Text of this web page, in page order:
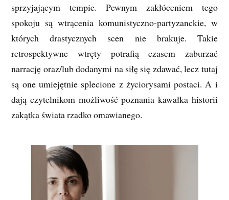
sprzyjającym tempie. Pewnym zakłóceniem tego
spokoju są wtrącenia komunistyczno-partyzanckie, w
których drastycznych scen nie brakuje. Takie
retrospektywne wtręty potrafią czasem zaburzać
narrację oraz/lub dodanymi na siłę się zdawać, lecz tutaj
są one umiejętnie splecione z życiorysami postaci. A i
dają czytelnikom możliwość poznania kawałka historii
zakątka świata rzadko omawianego.